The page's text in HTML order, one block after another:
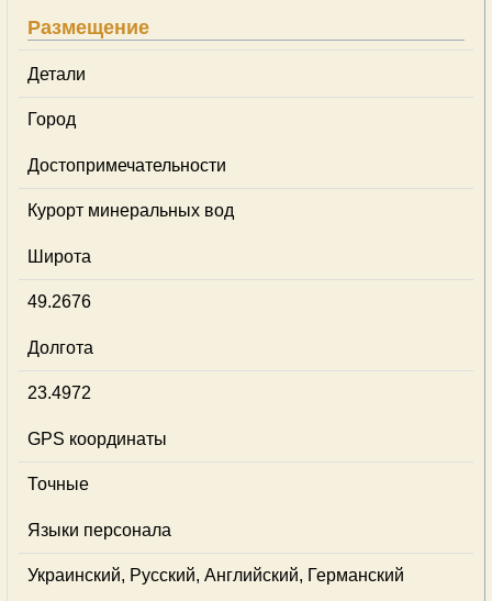
Размещение
Детали
Город
Достопримечательности
Курорт минеральных вод
Широта
49.2676
Долгота
23.4972
GPS координаты
Точные
Языки персонала
Украинский, Русский, Английский, Германский